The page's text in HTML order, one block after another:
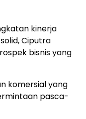
kinerja
Ciputra
bisnis yang
komersial yang
pasca-